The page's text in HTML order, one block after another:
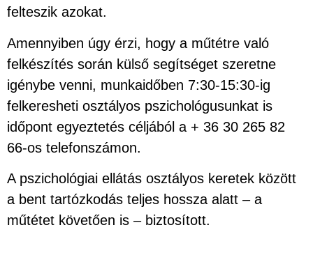
felteszik azokat.
Amennyiben úgy érzi, hogy a műtétre való
felkészítés során külső segítséget szeretne
igénybe venni, munkaidőben 7:30-15:30-ig
felkeresheti osztályos pszichológusunkat is
időpont egyeztetés céljából a + 36 30 265 82
66-os telefonszámon.
A pszichológiai ellátás osztályos keretek között
a bent tartózkodás teljes hossza alatt – a
műtétet követően is – biztosított.